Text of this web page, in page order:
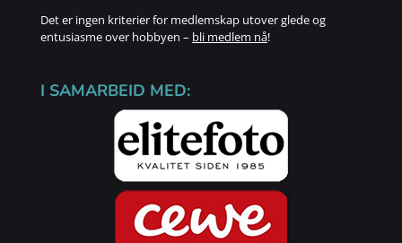
Det er ingen kriterier for medlemskap utover glede og
entusiasme over hobbyen – bli medlem nå!
I SAMARBEID MED: